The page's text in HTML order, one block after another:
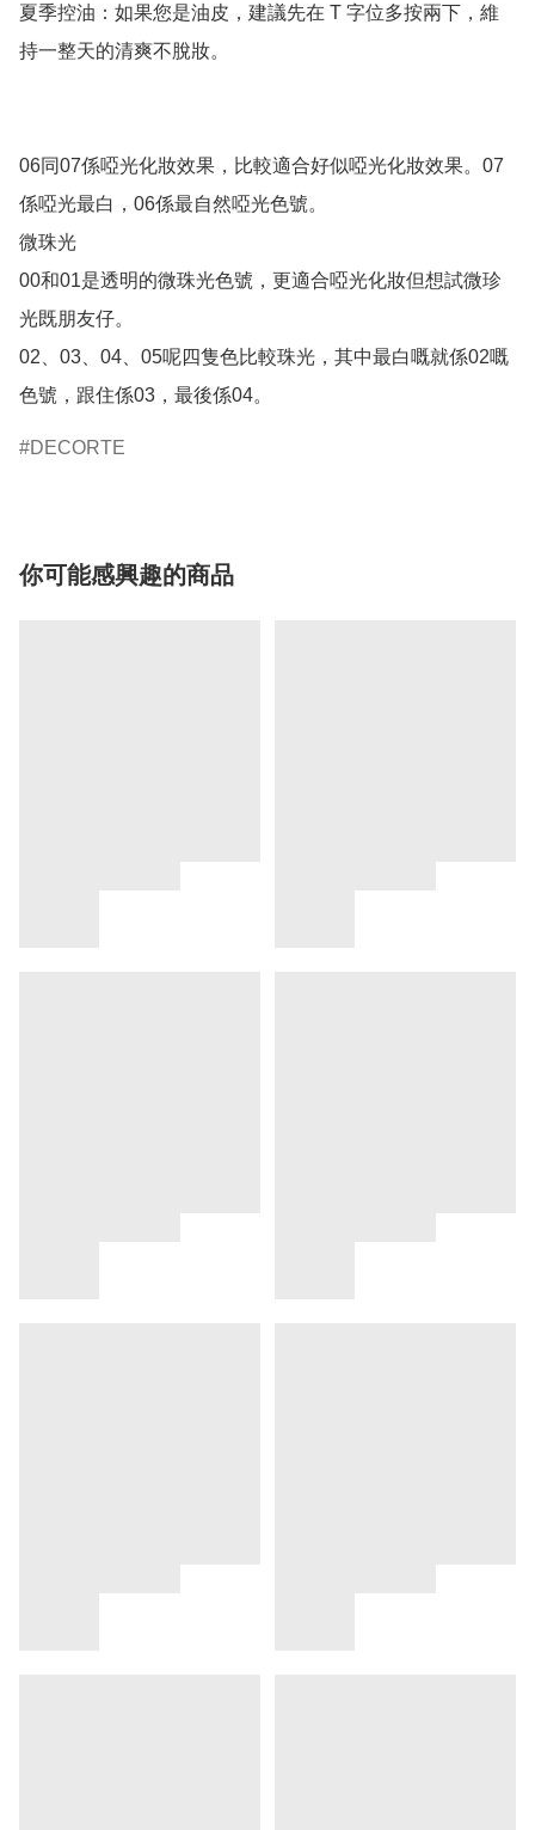
夏季控油：如果您是油皮，建議先在 T 字位多按兩下，維
持一整天的清爽不脫妝。
06同07係啞光化妝效果，比較適合好似啞光化妝效果。07
係啞光最白，06係最自然啞光色號。
微珠光
00和01是透明的微珠光色號，更適合啞光化妝但想試微珍
光既朋友仔。
02、03、04、05呢四隻色比較珠光，其中最白嘅就係02嘅
DECORTE
你可能感興趣的商品